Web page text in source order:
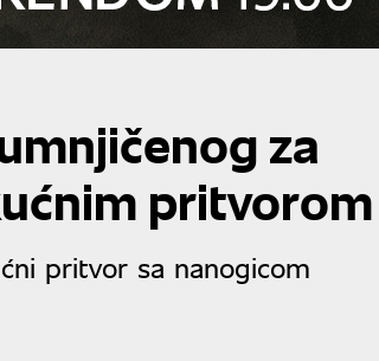
za
pritvorom
pritvor sa nanogicom